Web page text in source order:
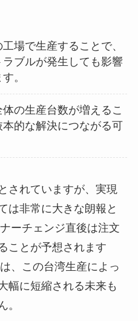
場で生産することで、
ブルが発生しても影響
。
体の生産台数が増えるこ
的な解決につながる可
されていますが、実現
は非常に大きな朗報と
ーチェンジ直後は注文
ことが予想されます
、この台湾生産によっ
幅に短縮される未来も
。